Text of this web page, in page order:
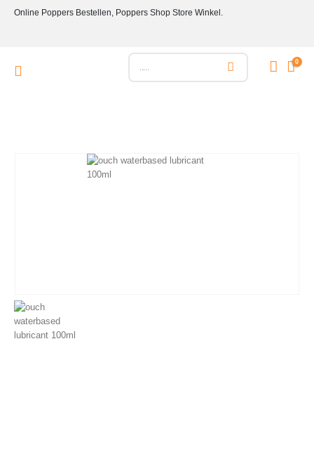
Online Poppers Bestellen, Poppers Shop Store Winkel.
0